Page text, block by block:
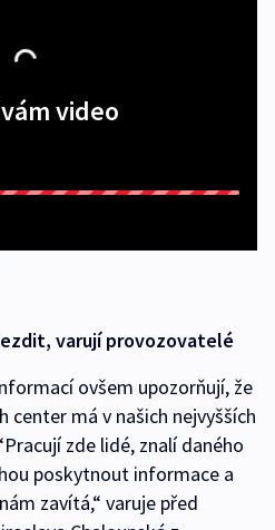
video
varují provozovatelé
ovšem upozorňují, že
center má v našich nejvyšších
zde lidé, znalí daného
poskytnout informace a
zavítá,“ varuje před